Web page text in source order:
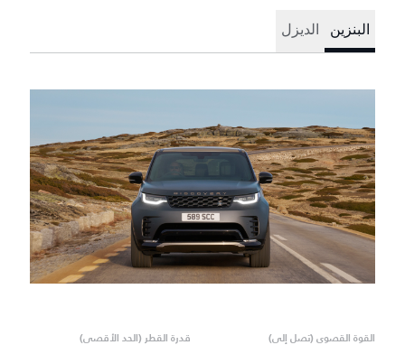
البنزين الديزل
القوة القصوى (تصل إلى) قدرة القطر (الحد الأقصى)